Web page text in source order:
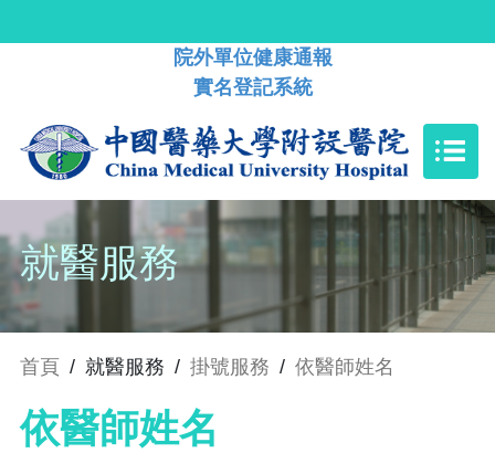
院外單位健康通報
實名登記系統
就醫服務
首頁 / 就醫服務 / 掛號服務 / 依醫師姓名
依醫師姓名